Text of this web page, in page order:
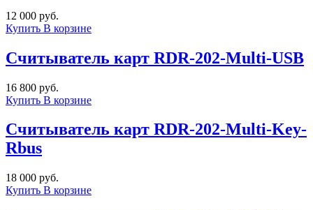
12 000 руб.
Купить В корзине
Cчитыватель карт RDR-202-Multi-USB
16 800 руб.
Купить В корзине
Cчитыватель карт RDR-202-Multi-Key-
Rbus
18 000 руб.
Купить В корзине